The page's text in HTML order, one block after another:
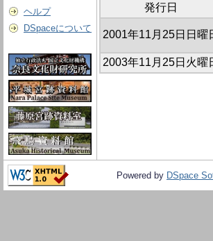
ヘルプ
DSpaceについて
発行日
2001年11月25日日曜
2003年11月25日火曜
Powered by DSpace